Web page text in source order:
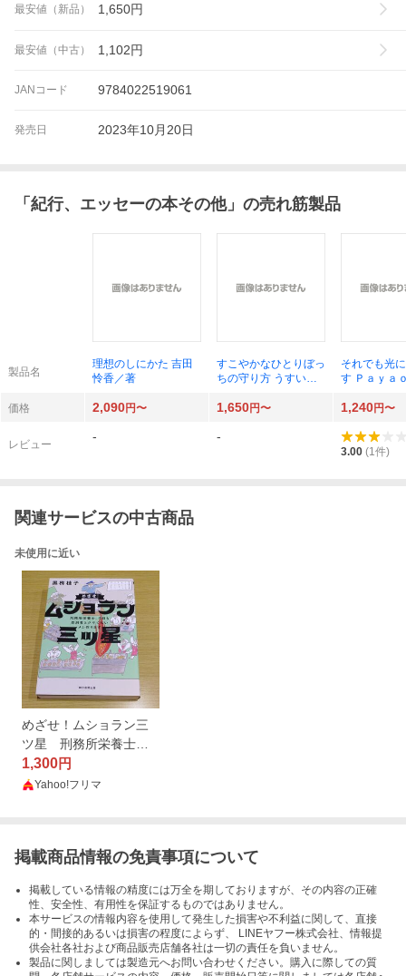
最安値（新品） 1,650円
最安値（中古） 1,102円
JANコード 9784022519061
発売日 2023年10月20日
「 紀行、エッセーの本その他」の売れ筋製品
製品名
理想のしにかた 吉田
怜香／著
すこやかなひとりぼっ
ちの守り方 うすいは
それでも光
す Ｐａｙａ
価格 2,090円〜 1,650円〜 1,240円〜
レビュー
- -
3.00 (1 件)
関連サービスの中古商品
未使用に近い
めざせ！ムショラン三
ツ星 刑務所栄養士、
今日も受刑者とクサく
ないメシ作ります 黒柳
1,300円
Yahoo!フリマ
掲載商品情報の免責事項について
掲載している情報の精度には万全を期しておりますが、その内容の正確
性、安全性、有用性を保証するものではありません。
本サービスの情報内容を使用して発生した損害や不利益に関して、直接
的・間接的あるいは損害の程度によらず、 LINEヤフー株式会社、情報提
供会社各社および商品販売店舗各社は一切の責任を負いません。
製品に関しましては製造元へお問い合わせください。購入に際しての質